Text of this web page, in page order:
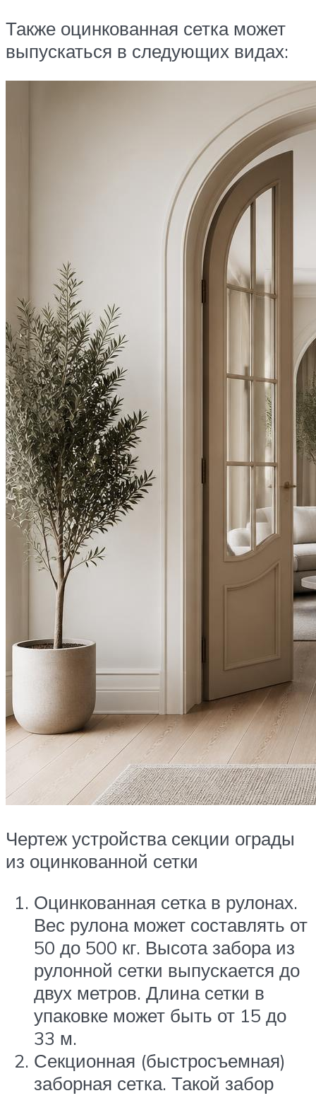
Также оцинкованная сетка может
выпускаться в следующих видах:
Чертеж устройства секции ограды
из оцинкованной сетки
Оцинкованная сетка в рулонах.
Вес рулона может составлять от
50 до 500 кг. Высота забора из
рулонной сетки выпускается до
двух метров. Длина сетки в
упаковке может быть от 15 до
33 м.
Секционная (быстросъемная)
заборная сетка. Такой забор